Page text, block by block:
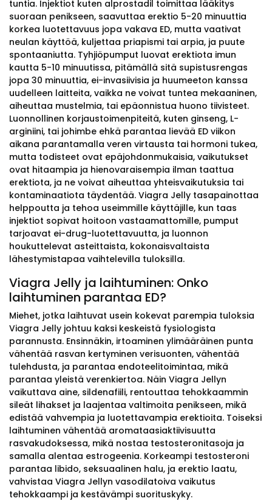
tuntia. Injektiot kuten alprostadil toimittaa lääkitys
suoraan penikseen, saavuttaa erektio 5-20 minuuttia
korkea luotettavuus jopa vakava ED, mutta vaativat
neulan käyttöä, kuljettaa priapismi tai arpia, ja puute
spontaaniutta. Tyhjiöpumput luovat erektiota imun
kautta 5-10 minuutissa, pitämällä sitä supistusrengas
jopa 30 minuuttia, ei-invasiivisia ja huumeeton kanssa
uudelleen laitteita, vaikka ne voivat tuntea mekaaninen,
aiheuttaa mustelmia, tai epäonnistua huono tiivisteet.
Luonnollinen korjaustoimenpiteitä, kuten ginseng, L-
arginiini, tai johimbe ehkä parantaa lievää ED viikon
aikana parantamalla veren virtausta tai hormoni tukea,
mutta todisteet ovat epäjohdonmukaisia, vaikutukset
ovat hitaampia ja hienovaraisempia ilman taattua
erektiota, ja ne voivat aiheuttaa yhteisvaikutuksia tai
kontaminaatiota täydentää. Viagra Jelly tasapainottaa
helppoutta ja tehoa useimmille käyttäjille, kun taas
injektiot sopivat hoitoon vastaamattomille, pumput
tarjoavat ei-drug-luotettavuutta, ja luonnon
houkuttelevat asteittaista, kokonaisvaltaista
lähestymistapaa vaihtelevilla tuloksilla.
Viagra Jelly ja laihtuminen: Onko
laihtuminen parantaa ED?
Miehet, jotka laihtuvat usein kokevat parempia tuloksia
Viagra Jelly johtuu kaksi keskeistä fysiologista
parannusta. Ensinnäkin, irtoaminen ylimääräinen punta
vähentää rasvan kertyminen verisuonten, vähentää
tulehdusta, ja parantaa endoteelitoimintaa, mikä
parantaa yleistä verenkiertoa. Näin Viagra Jellyn
vaikuttava aine, sildenafiili, rentouttaa tehokkaammin
sileät lihakset ja laajentaa valtimoita penikseen, mikä
edistää vahvempia ja luotettavampia erektioita. Toiseksi
laihtuminen vähentää aromataasiaktiivisuutta
rasvakudoksessa, mikä nostaa testosteronitasoja ja
samalla alentaa estrogeenia. Korkeampi testosteroni
parantaa libido, seksuaalinen halu, ja erektio laatu,
vahvistaa Viagra Jellyn vasodilatoiva vaikutus
tehokkaampi ja kestävämpi suorituskyky.